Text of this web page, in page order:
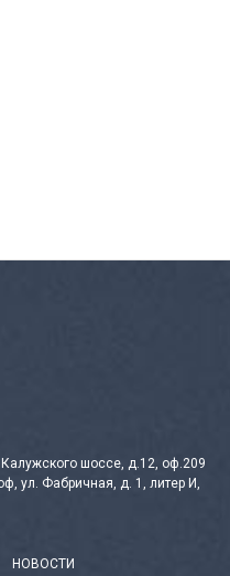
шоссе, д.12, оф.209
ул. Фабричная, д. 1, литер И,
НОВОСТИ